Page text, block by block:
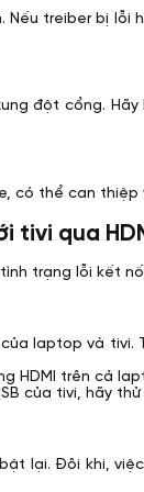
Nếu treiber bị
đột cổng.
thể can thiệp
tivi qua
trạng lỗi kết
laptop và
HDMI trên cả
của tivi, hãy
lại. Đôi khi,